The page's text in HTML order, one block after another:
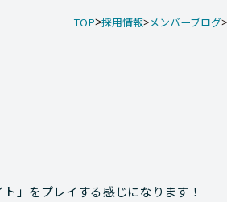
TOP 採用情報 メンバーブログ
」をプレイする感じになります！